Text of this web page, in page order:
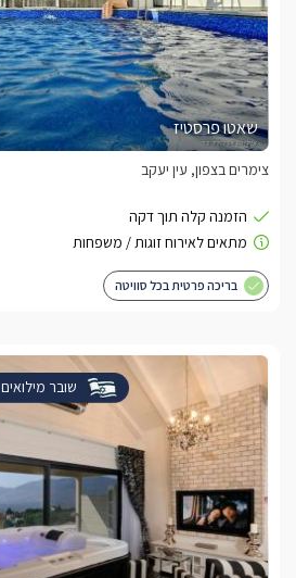
שאטו פרסטיז
צימרים בצפון, עין יעקב
בריכה פרטית בכל סוויטה
שובר מילואים